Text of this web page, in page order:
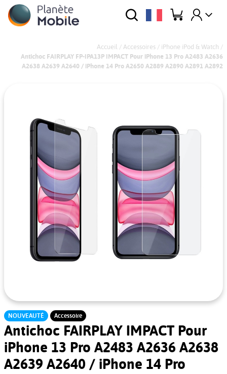
Accueil / Accessoires / iPhone iPod & Watch /
Antichoc FAIRPLAY FP-IPA13P IMPACT Pour iPhone 13 Pro A2483 A2636
A2638 A2639 A2640 / iPhone 14 Pro A2650 A2889 A2890 A2891 A2892
NOUVEAUTÉ Accessoire
Antichoc FAIRPLAY IMPACT Pour
iPhone 13 Pro A2483 A2636 A2638
A2639 A2640 / iPhone 14 Pro